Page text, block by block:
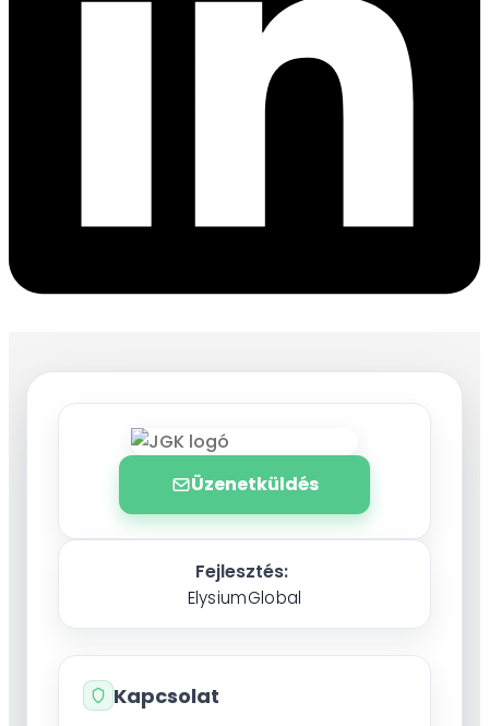
Üzenetküldés
Fejlesztés:
ElysiumGlobal
Kapcsolat